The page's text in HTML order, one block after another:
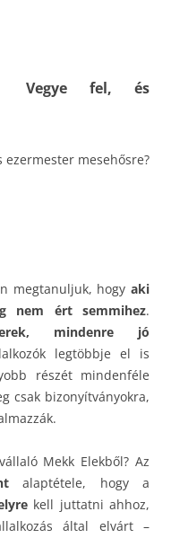
Vegye fel, és
ezermester mesehősre?
megtanuljuk, hogy aki
nem ért semmihez.
mindenre jó
legtöbbje el is
részét mindenféle
csak bizonyítványokra,
Mekk Elekből? Az
alaptétele, hogy a
kell juttatni ahhoz,
által elvárt –